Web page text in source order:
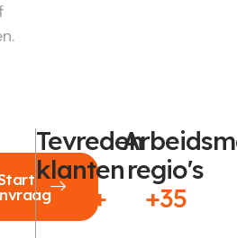
Tevreden
klanten
250+
regio's
+35